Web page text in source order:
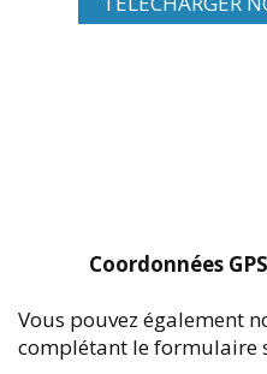
Coordonnées GPS
Vous pouvez également
complétant le formulaire